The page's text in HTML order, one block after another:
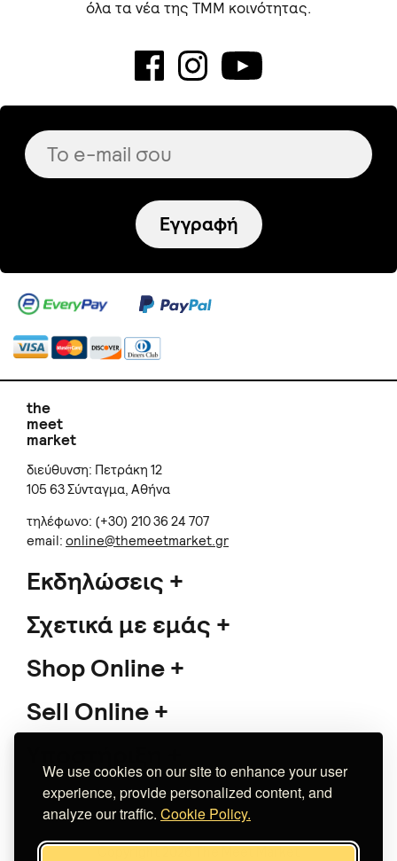
We use cookies on our site to enhance your user
experience, provide personalized content, and
analyze our traffic. Cookie Policy.
όλα τα νέα της TMM κοινότητας.
Εγγραφή
the
meet
market
διεύθυνση: Πετράκη 12
105 63 Σύνταγμα, Αθήνα
τηλέφωνο: (+30) 210 36 24 707
email: online@themeetmarket.gr
Εκδηλώσεις
Σχετικά με εμάς
Shop Online
Sell Online
Copyright 2026 The Meet Market